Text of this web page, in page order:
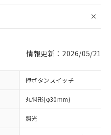
情報更新：2026/05/21
押ボタンスイッチ
丸胴形(φ30mm)
照光